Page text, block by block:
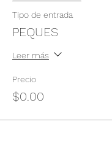
Tipo de entrada
PEQUES
Leer más
Precio
$0.00